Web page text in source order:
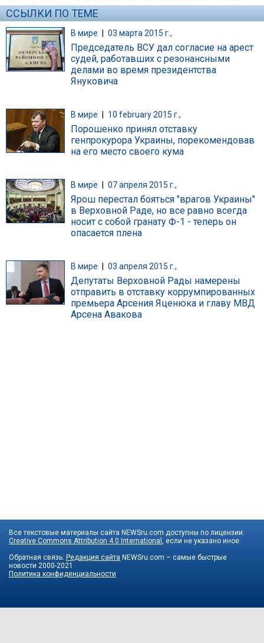
ССЫЛКИ ПО ТЕМЕ
В мире | 03 марта 2015 г.,
Председатель ВСУ дал согласие на арест
судей, работавших с резонансными
делами во время президентства
Януковича
В мире 10 february 2015 г.,
Порошенко принял отставку
генпрокурора Украины, порекомендовав
на его место своего кума
В мире 07 апреля 2015 г.,
Ярош перестал бояться "врагов Украины"
в Верховной Раде, но все равно всегда
носит с собой гранату Ф-1 - теперь он
опасается плена
В мире 03 апреля 2015 г.,
Депутаты Верховной Рады намерены
отправить в отставку коррумпированных
премьера Арсения Яценюка и главу МВД
Арсена Авакова
Все текстовые материалы сайта NEWSru.com доступны по лицензии:
Creative Commons Attribution 4.0 International
, если не указано иное.
Обратная связь: Редакция сайта NEWSru.com – самые быстрые
новости 2000-2021
Политика конфиденциальности